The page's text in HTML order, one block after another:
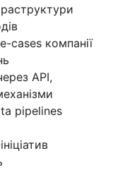
cases компанії
API,
pipelines